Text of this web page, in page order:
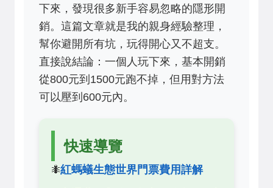
下來，發現很多新手容易忽略的隱形開
銷。這篇文章就是我的親身經驗整理，
幫你避開所有坑，玩得開心又不超支。
直接說結論：一個人玩下來，基本開銷
從800元到1500元跑不掉，但用對方法
可以壓到600元內。
快速導覽
紅螞蟻生態世界門票費用詳解